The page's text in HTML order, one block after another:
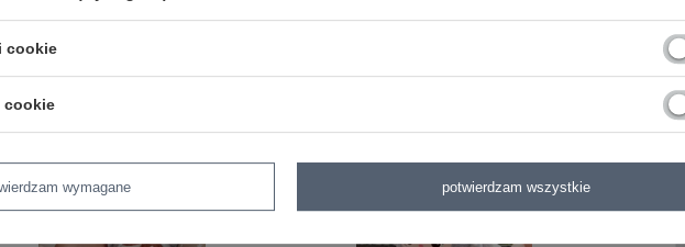
z tej samej serii
cookie
cookie
wymagane potwierdzam wszystkie